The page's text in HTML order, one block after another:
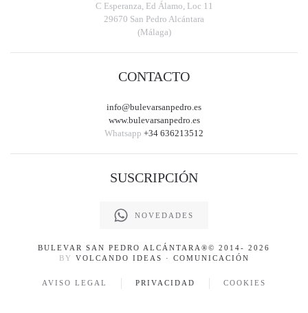
C Esperanza, Ed Álamo, Loc 11
29670 San Pedro Alcántara
(Málaga)
CONTACTO
info@bulevarsanpedro.es
www.bulevarsanpedro.es
Whatsapp +34 636213512
SUSCRIPCIÓN
NOVEDADES
BULEVAR SAN PEDRO ALCÁNTARA ®© 2014- 2026
BY VOLCANDO IDEAS · COMUNICACIÓN
AVISO LEGAL PRIVACIDAD COOKIES